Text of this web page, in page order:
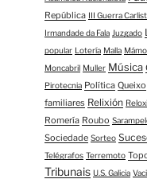
República III Guerra
Irmandade da Fala Juzgado
popular Lotería Malla
Moncabril Muller Música
Pirotecnia Política Queixo
familiares Relixión
Romería Roubo
Sociedade Sorteo
Telégrafos Terremoto
Tribunais U.S. Galicia